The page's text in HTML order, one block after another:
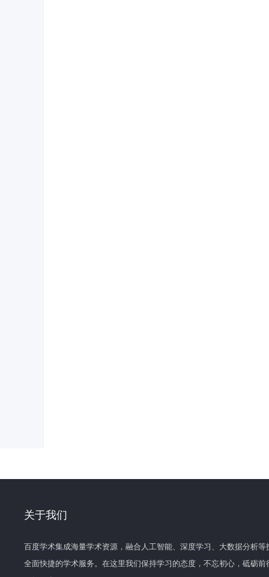
关于我们
百度学术集成海量学术资源，融合人工智能、深度学习、大数据分析
全面快捷的学术服务。在这里我们保持学习的态度，不忘初心，砥砺前